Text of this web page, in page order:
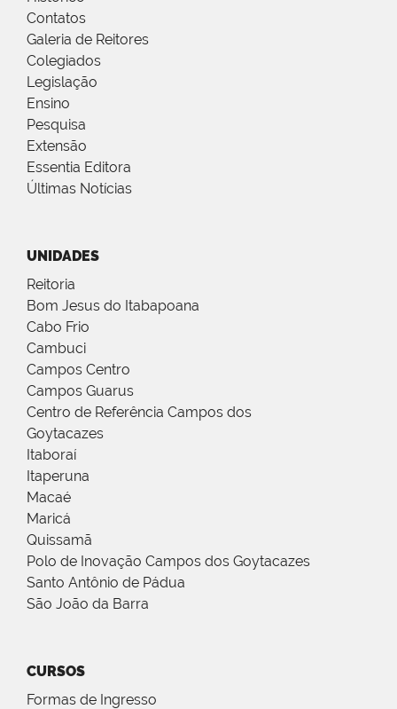
Contatos
Galeria de Reitores
Colegiados
Legislação
Ensino
Pesquisa
Extensão
Essentia Editora
Últimas Notícias
UNIDADES
Reitoria
Bom Jesus do Itabapoana
Cabo Frio
Cambuci
Campos Centro
Campos Guarus
Centro de Referência Campos dos
Goytacazes
Itaboraí
Itaperuna
Macaé
Maricá
Quissamã
Polo de Inovação Campos dos Goytacazes
Santo Antônio de Pádua
São João da Barra
CURSOS
Formas de Ingresso